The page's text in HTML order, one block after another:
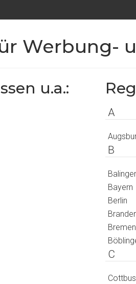
Werbung-
u.a.:
A
B
Bayern
Berlin
Bremen
C
Cottbus